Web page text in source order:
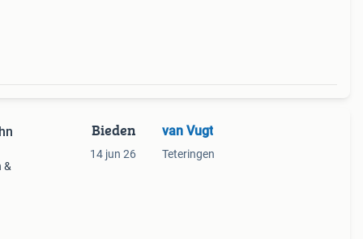
&
Bieden
14 jun 26
van Vugt
Teteringen